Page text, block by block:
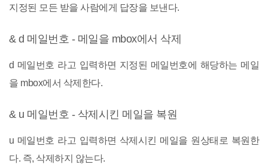
지정된 모든 받을 사람에게 답장을 보낸다.
& d 메일번호 - 메일을 mbox에서 삭제
d 메일번호 라고 입력하면 지정된 메일번호에 해당하는 메일
을 mbox에서 삭제한다.
& u 메일번호 - 삭제시킨 메일을 복원
u 메일번호 라고 입력하면 삭제시킨 메일을 원상태로 복원한
다. 즉, 삭제하지 않는다.